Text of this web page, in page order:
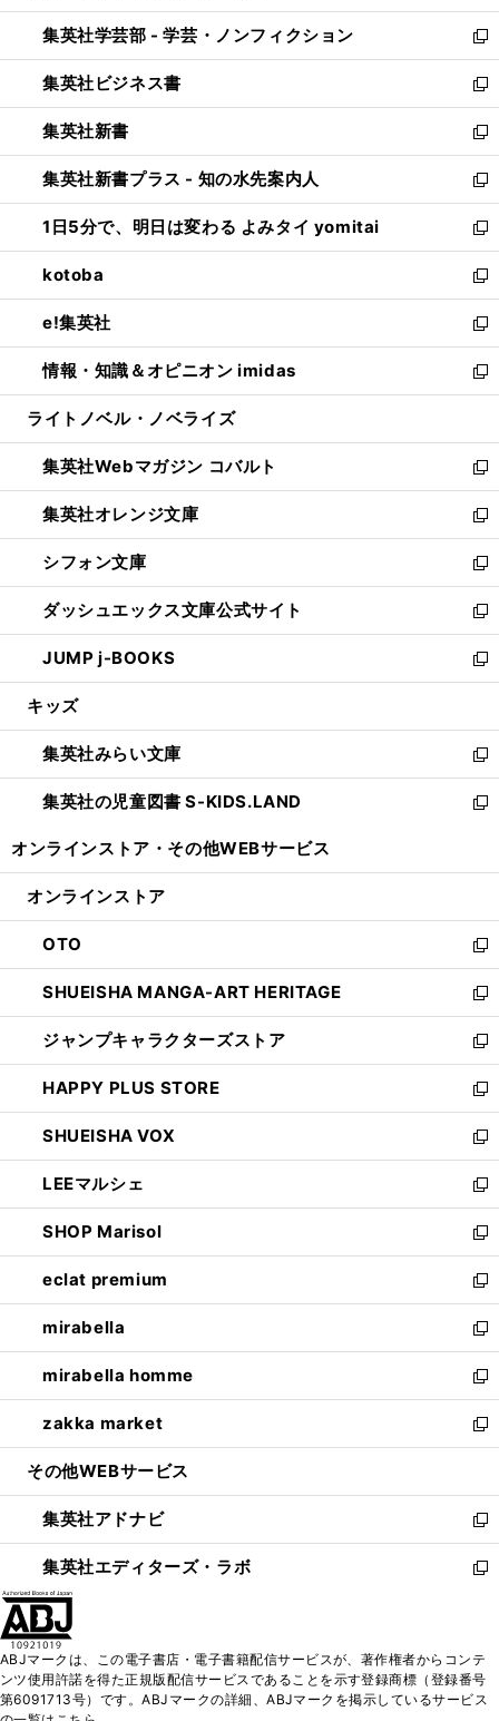
開
く
ウ
で
開
く
ン
ド
ウ
で
開
く
ウ
ィ
ン
ド
ウ
で
開
く
集英社学芸部 - 学芸・ノンフィクション
新
し
い
ウ
ィ
ン
ド
ウ
で
開
く
集英社ビジネス書
新
し
い
ウ
ィ
ン
ド
ウ
で
開
く
集英社新書
新
し
い
ウ
ィ
ン
ド
ウ
で
開
く
集英社新書プラス - 知の水先案内人
新
し
い
ウ
ィ
ン
ド
ウ
で
開
1日5分で、明日は変わる よみタイ yomitai
新
し
い
ウ
ィ
ン
ド
ウ
開
く
kotoba
新
し
い
ウ
ィ
ン
ウ
で
開
く
e!集英社
新
し
い
ウ
ン
ド
ウ
で
開
く
情報・知識＆オピニオン imidas
新
し
ウ
ィ
ン
ド
ウ
で
開
く
ライトノベル・ノベライズ
集英社Webマガジン コバルト
新
し
い
ウ
ィ
ン
ド
ウ
で
開
集英社オレンジ文庫
新
し
い
ウ
ィ
ン
ド
ウ
開
く
シフォン文庫
新
し
い
ウ
ィ
ン
ウ
で
開
く
ダッシュエックス文庫公式サイト
新
し
い
ウ
ン
ド
ウ
で
JUMP j-BOOKS
新
し
ウ
ィ
ン
ド
開
キッズ
集英社みらい文庫
新
し
い
ン
ウ
で
開
く
集英社の児童図書 S-KIDS.LAND
新
ウ
ン
ド
ウ
で
開
く
オンラインストア・ その他WEBサービス
オンラインストア
OTO
新
し
い
ウ
ィ
ン
ド
ウ
で
開
く
SHUEISHA MANGA-ART HERITAGE
新
し
い
ウ
ィ
ン
ド
ウ
で
開
く
ジャンプキャラクターズストア
新
し
い
ウ
ィ
ン
ド
ウ
で
開
く
HAPPY PLUS STORE
新
し
い
ウ
ィ
ン
ド
ウ
で
開
く
SHUEISHA VOX
新
し
い
ウ
ィ
ン
ド
ウ
で
開
く
LEEマルシェ
新
し
い
ウ
ィ
ン
ド
ウ
で
開
く
SHOP Marisol
新
し
い
ウ
ィ
ン
ド
ウ
で
開
eclat premium
新
し
い
ウ
ィ
ン
ド
ウ
開
く
mirabella
新
し
い
ウ
ィ
ン
ウ
で
開
く
mirabella homme
新
し
い
ウ
ン
ド
ウ
で
zakka market
新
し
ウ
ィ
ン
ド
く
その他WEBサービス
集英社アドナビ
新
し
い
ド
ウ
で
集英社エディターズ・ラボ
新
ィ
ン
ABJマークは、この電子書店・電子書籍配信サービスが、著作権者からコンテ
ンツ使用許諾を得た正規版配信サービスであることを示す登録商標（登録番号
第6091713号）です。ABJマークの詳細、ABJマークを掲示しているサービス